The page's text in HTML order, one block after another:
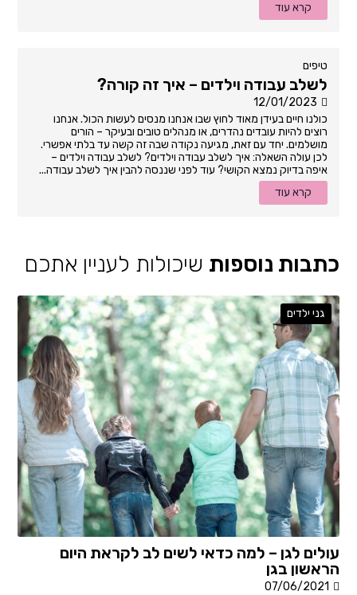
קרא עוד
טיפים
לשלב עבודה וילדים – איך זה קורה?
12/01/2023
כולנו חיים בעידן מאוד לחוץ שבו אנחנו מנסים לעשות הכול. אנחנו
רוצים להיות עובדים נהדרים, או מנהלים טובים ובעיקר – הורים
מושלמים. יחד עם זאת, מגיעה נקודה שבה זה קשה עד בלתי אפשרי.
לכן עולה השאלה: איך לשלב עבודה וילדים? לשלב עבודה וילדים –
איפה בדיוק נמצא הקושי? עוד לפני שננסה להבין איך לשלב עבודה...
קרא עוד
כתבות נוספות שיכולות לעניין אתכם
גני ילדים
עולים לגן – למה כדאי לשים לב לקראת היום
הראשון בגן
07/06/2021